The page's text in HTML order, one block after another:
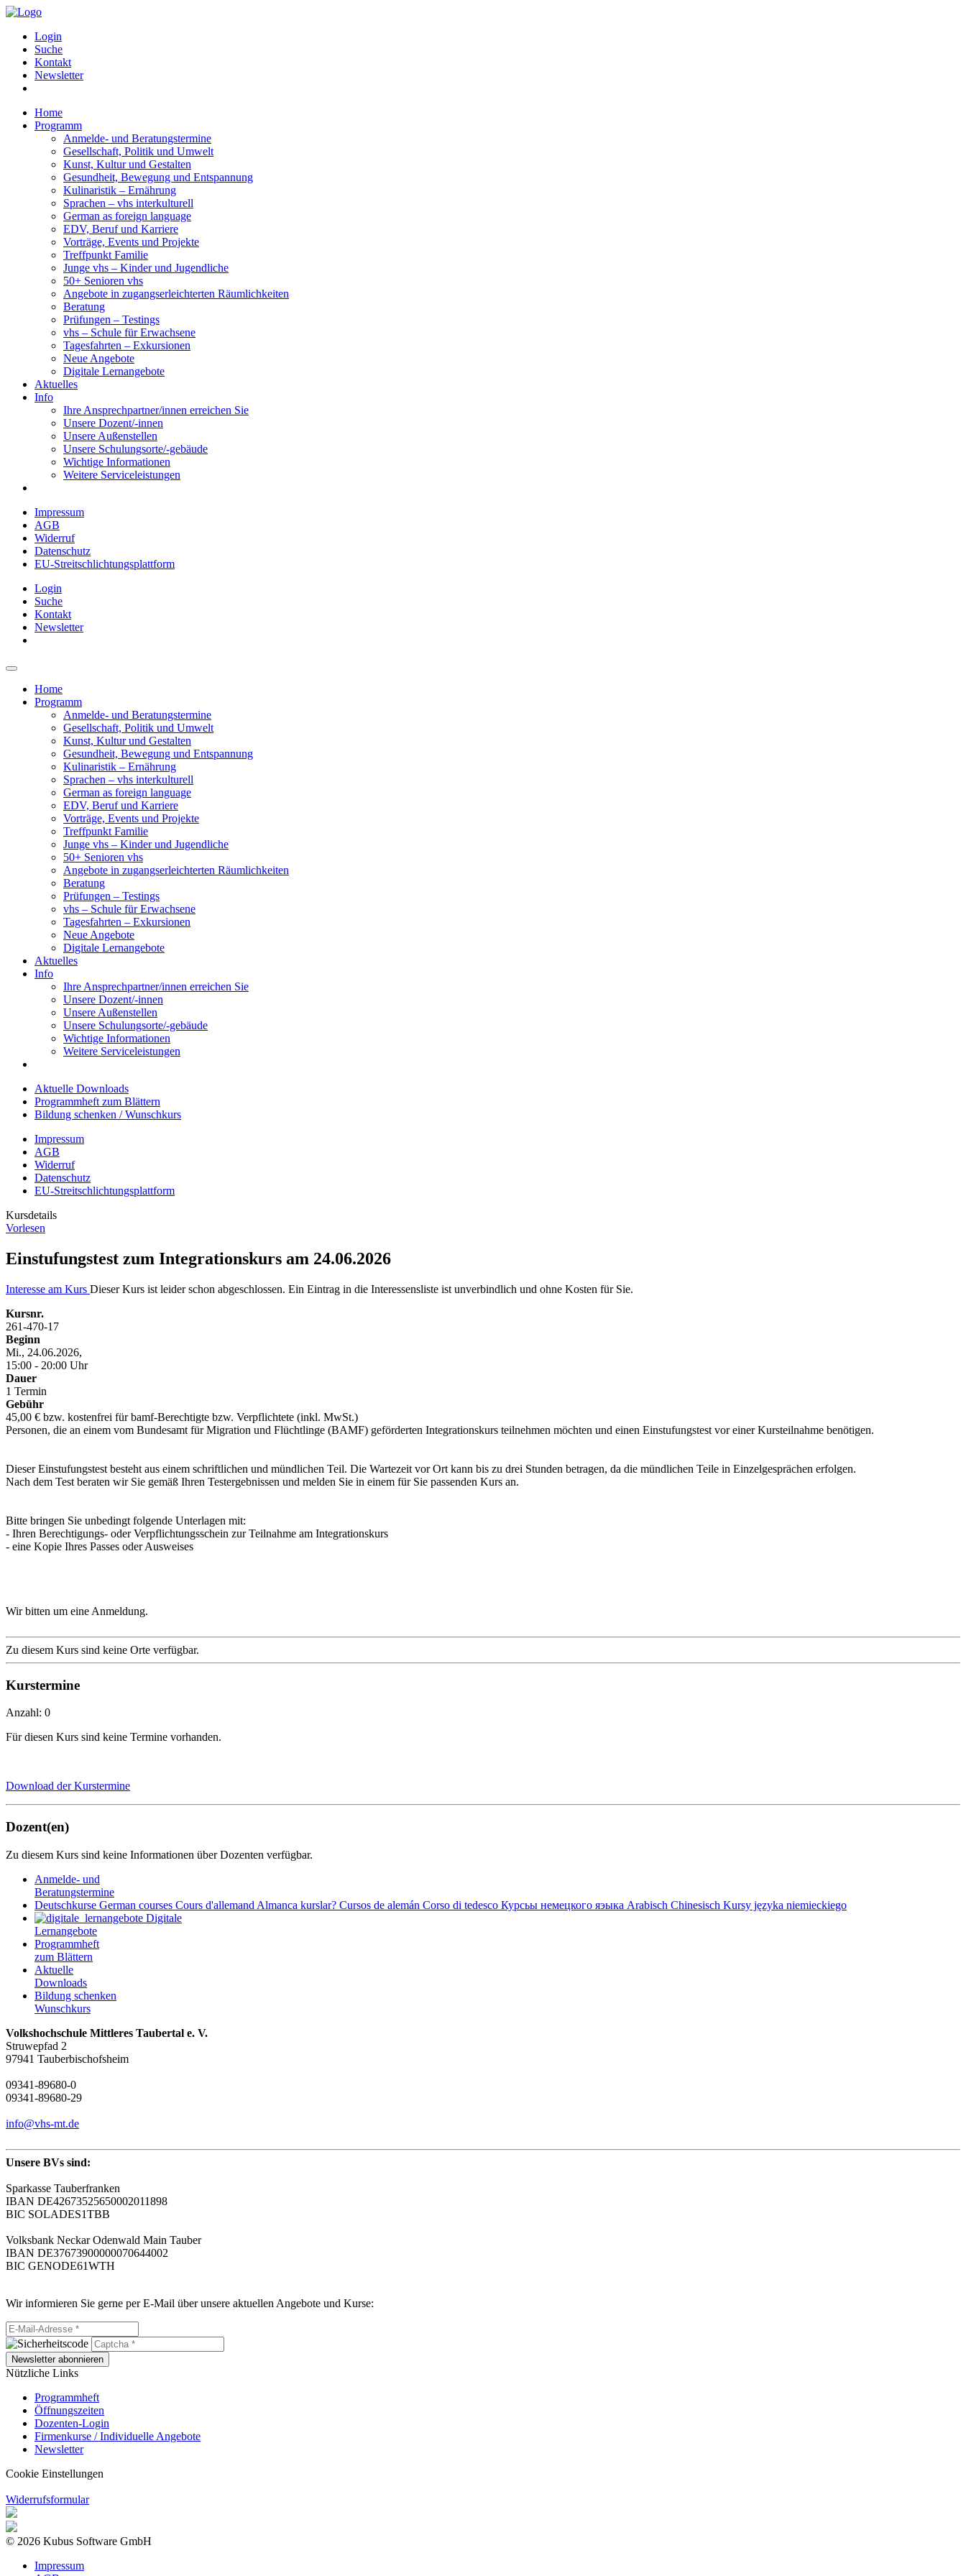
Login
Suche
Kontakt
Newsletter
Home
Programm
Anmelde- und Beratungstermine
Gesellschaft, Politik und Umwelt
Kunst, Kultur und Gestalten
Gesundheit, Bewegung und Entspannung
Kulinaristik – Ernährung
Sprachen – vhs interkulturell
German as foreign language
EDV, Beruf und Karriere
Vorträge, Events und Projekte
Treffpunkt Familie
Junge vhs – Kinder und Jugendliche
50+ Senioren vhs
Angebote in zugangserleichterten Räumlichkeiten
Beratung
Prüfungen – Testings
vhs – Schule für Erwachsene
Tagesfahrten – Exkursionen
Neue Angebote
Digitale Lernangebote
Aktuelles
Info
Ihre Ansprechpartner/innen erreichen Sie
Unsere Dozent/-innen
Unsere Außenstellen
Unsere Schulungsorte/-gebäude
Wichtige Informationen
Weitere Serviceleistungen
Impressum
AGB
Widerruf
Datenschutz
EU-Streitschlichtungsplattform
Login
Suche
Kontakt
Newsletter
Home
Programm
Anmelde- und Beratungstermine
Gesellschaft, Politik und Umwelt
Kunst, Kultur und Gestalten
Gesundheit, Bewegung und Entspannung
Kulinaristik – Ernährung
Sprachen – vhs interkulturell
German as foreign language
EDV, Beruf und Karriere
Vorträge, Events und Projekte
Treffpunkt Familie
Junge vhs – Kinder und Jugendliche
50+ Senioren vhs
Angebote in zugangserleichterten Räumlichkeiten
Beratung
Prüfungen – Testings
vhs – Schule für Erwachsene
Tagesfahrten – Exkursionen
Neue Angebote
Digitale Lernangebote
Aktuelles
Info
Ihre Ansprechpartner/innen erreichen Sie
Unsere Dozent/-innen
Unsere Außenstellen
Unsere Schulungsorte/-gebäude
Wichtige Informationen
Weitere Serviceleistungen
Aktuelle Downloads
Programmheft zum Blättern
Bildung schenken / Wunschkurs
Impressum
AGB
Widerruf
Datenschutz
EU-Streitschlichtungsplattform
Kursdetails
Vorlesen
Einstufungstest zum Integrationskurs am 24.06.2026
Interesse am Kurs Dieser Kurs ist leider schon abgeschlossen. Ein Eintrag in die Interessensliste ist unverbindlich und ohne Kosten für Sie.
Kursnr.
261-470-17
Beginn
Mi., 24.06.2026,
15:00 - 20:00 Uhr
Dauer
1 Termin
Gebühr
45,00 € bzw. kostenfrei für bamf-Berechtigte bzw. Verpflichtete (inkl. MwSt.)
Personen, die an einem vom Bundesamt für Migration und Flüchtlinge (BAMF) geförderten Integrationskurs teilnehmen möchten und einen Einstufungstest vor einer Kursteilnahme benötigen.
Dieser Einstufungstest besteht aus einem schriftlichen und mündlichen Teil. Die Wartezeit vor Ort kann bis zu drei Stunden betragen, da die mündlichen Teile in Einzelgesprächen erfolgen.
Nach dem Test beraten wir Sie gemäß Ihren Testergebnissen und melden Sie in einem für Sie passenden Kurs an.
Bitte bringen Sie unbedingt folgende Unterlagen mit:
- Ihren Berechtigungs- oder Verpflichtungsschein zur Teilnahme am Integrationskurs
- eine Kopie Ihres Passes oder Ausweises
Wir bitten um eine Anmeldung.
Zu diesem Kurs sind keine Orte verfügbar.
Kurstermine
Anzahl: 0
Für diesen Kurs sind keine Termine vorhanden.
Download der Kurstermine
Dozent(en)
Zu diesem Kurs sind keine Informationen über Dozenten verfügbar.
Anmelde- und
Beratungstermine
Deutschkurse German courses Cours d'allemand Almanca kurslar? Cursos de alemán Corso di tedesco Курсьы немецкого яэыка Arabisch Chinesisch Kursy języka niemieckiego
Digitale
Lernangebote
Programmheft
zum Blättern
Aktuelle
Downloads
Bildung schenken
Wunschkurs
Volkshochschule Mittleres Taubertal e. V.
Struwepfad 2
97941 Tauberbischofsheim
09341-89680-0
09341-89680-29
info@vhs-mt.de
Unsere BVs sind:
Sparkasse Tauberfranken
IBAN DE42673525650002011898
BIC SOLADES1TBB
Volksbank Neckar Odenwald Main Tauber
IBAN DE37673900000070644002
BIC GENODE61WTH
Wir informieren Sie gerne per E-Mail über unsere aktuellen Angebote und Kurse:
Newsletter abonnieren
Nützliche Links
Programmheft
Öffnungszeiten
Dozenten-Login
Firmenkurse / Individuelle Angebote
Newsletter
Cookie Einstellungen
Widerrufsformular
© 2026 Kubus Software GmbH
Impressum